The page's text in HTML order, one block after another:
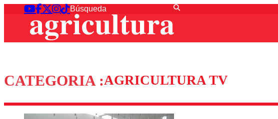
CATEGORIA :AGRICULTURA TV